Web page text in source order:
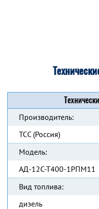
Производитель:
ТСС (Россия)
Модель:
АД-12С-Т400-1РПМ11
Вид топлива:
дизель